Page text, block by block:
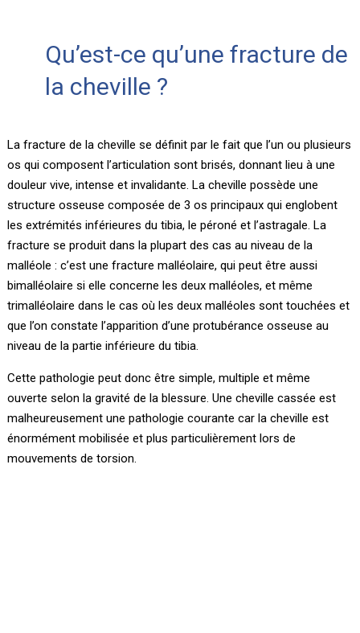
Qu’est-ce qu’une fracture de
la cheville ?
La fracture de la cheville se définit par le fait que l’un ou plusieurs
os qui composent l’articulation sont brisés, donnant lieu à une
douleur vive, intense et invalidante. La cheville possède une
structure osseuse composée de 3 os principaux qui englobent
les extrémités inférieures du tibia, le péroné et l’astragale. La
fracture se produit dans la plupart des cas au niveau de la
malléole : c’est une fracture malléolaire, qui peut être aussi
bimalléolaire si elle concerne les deux malléoles, et même
trimalléolaire dans le cas où les deux malléoles sont touchées et
que l’on constate l’apparition d’une protubérance osseuse au
niveau de la partie inférieure du tibia.
Cette pathologie peut donc être simple, multiple et même
ouverte selon la gravité de la blessure. Une cheville cassée est
malheureusement une pathologie courante car la cheville est
énormément mobilisée et plus particulièrement lors de
mouvements de torsion.